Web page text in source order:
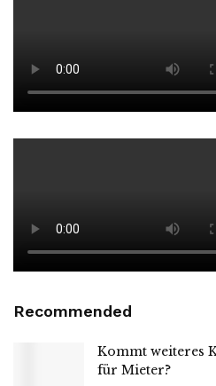
Recommended
Kommt weiteres
für Mieter?